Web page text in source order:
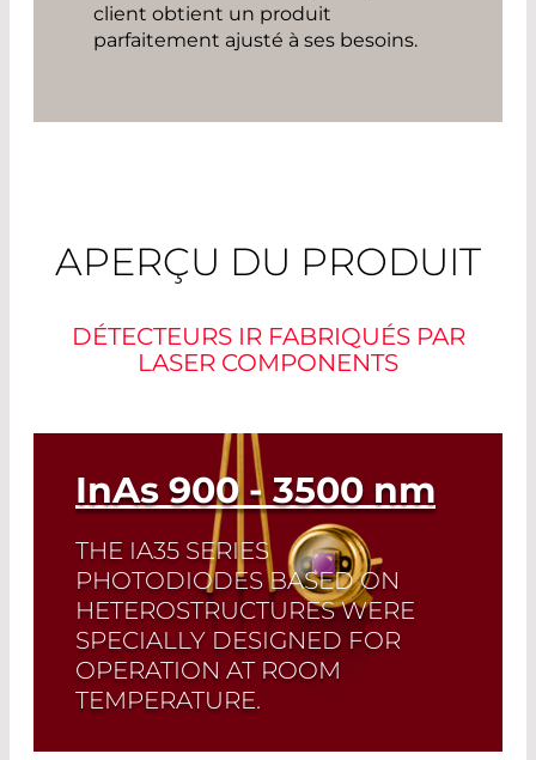
client obtient un produit
parfaitement ajusté à ses besoins.
APERÇU DU PRODUIT
DÉTECTEURS IR FABRIQUÉS PAR
LASER COMPONENTS
InAs 900 - 3500 nm
THE IA35 SERIES
PHOTODIODES BASED ON
HETEROSTRUCTURES WERE
SPECIALLY DESIGNED FOR
OPERATION AT ROOM
TEMPERATURE.